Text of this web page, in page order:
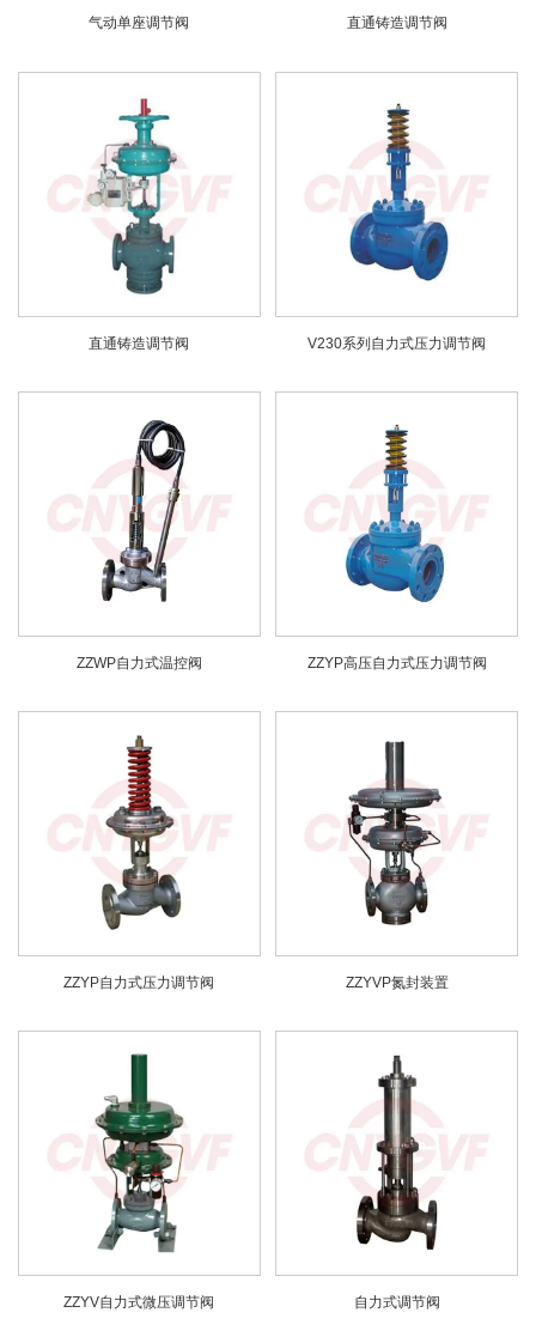
气动单座调节阀 直通铸造调节阀
直通铸造调节阀 V230系列自力式压力调节阀
ZZWP自力式温控阀 ZZYP高压自力式压力调节阀
ZZYP自力式压力调节阀 ZZYVP氮封装置
ZZYV自力式微压调节阀 自力式调节阀